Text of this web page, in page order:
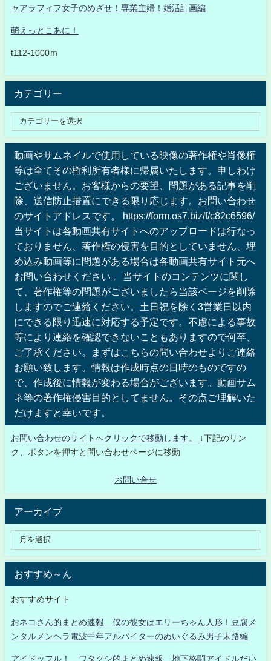
ャアラフィフ女子のめざせ！専業主婦！婚活計画編
萌えっとこあに！
t112-1000ｍ
カテゴリー
動画やサムネイルで使用している映像の著作権や肖像権
等は全てその権利所有者様に帰属いたします。申しわけ
ございません。お客様からの要望、問題がある記事を削
除、送信防止措置にできる限り応じます。お問い合わせ
のサイトアドレスです。 https://form.os7.biz/f/c82c6596/
当サイトは各動画共有サイトへのアップロードは行なっ
ておりません、著作権の侵害を目的としていません、埋
め込み動画等に問題がある場合は各動画共有サイト元へ
お問い合わせください 。当サイトのコンテンツに関し
て、著作権等の問題がございましたら当該ページを削除
しますのでご連絡ください。土日祝を除く3営業日以内
にできる限り迅速に対応する予定です。不慮による事故
等により連絡を確認できないこともありますので何卒、
ご了承ください。まずはこちらの問い合わせよりご連絡
お願い致します。情報は作成時点の日時のものですの
で、作成後に情報が変わる場合がございます。動画サム
ネ等の著作権侵害目的としてません。その点ご理解いた
だけますと幸いです。
お問い合わせのサイトへクリックで移動します。
↓下記のリン
ク、ボタンを押すと問い合わせページに移動
お問い合せ
アーカイブ
おすすめ～ん
おすすめサイト
おネコさん的まとめ速報 僕の彼女はエリーちゃん人形！豆腐メ
ンタルメンヘラ電波中年アルバイターのぬいぐるみ男子末路編
アイドッフル！ ワタクシ的まとめ速報 地下格闘アイドルだい